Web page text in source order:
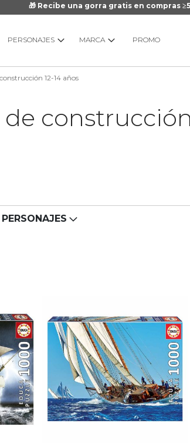
🎁 Recibe una gorra gratis en compras
PERSONAJES MARCA PROMO
12-14 años
construcción
PERSONAJES